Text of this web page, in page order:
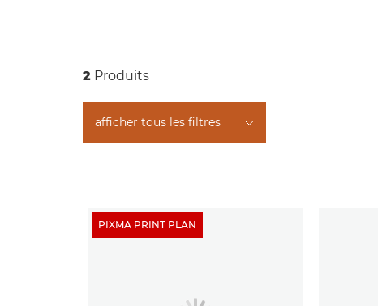
2 Produits
afficher tous les filtres
PIXMA PRINT PLAN